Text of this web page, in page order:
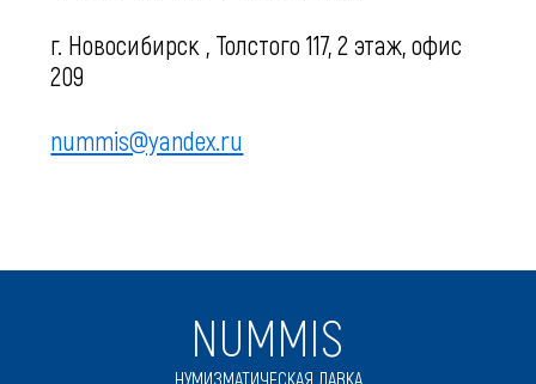
г. Новосибирск , Толстого 117, 2 этаж, офис
209
nummis@yandex.ru
NUMMIS
НУМИЗМАТИЧЕСКАЯ ЛАВКА